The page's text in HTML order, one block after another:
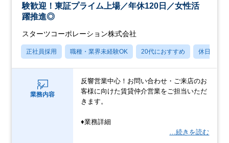
験歓迎！東証プライム上場／年休120日／女性活
躍推進◎
スターツコーポレーション株式会社
正社員採用 職種・業界未経験OK 20代におすすめ 休日120日
業務内容
反響営業中心！お問い合わせ・ご来店のお
客様に向けた賃貸仲介営業をご担当いただ
きます。
♦業務詳細
…続きを読む